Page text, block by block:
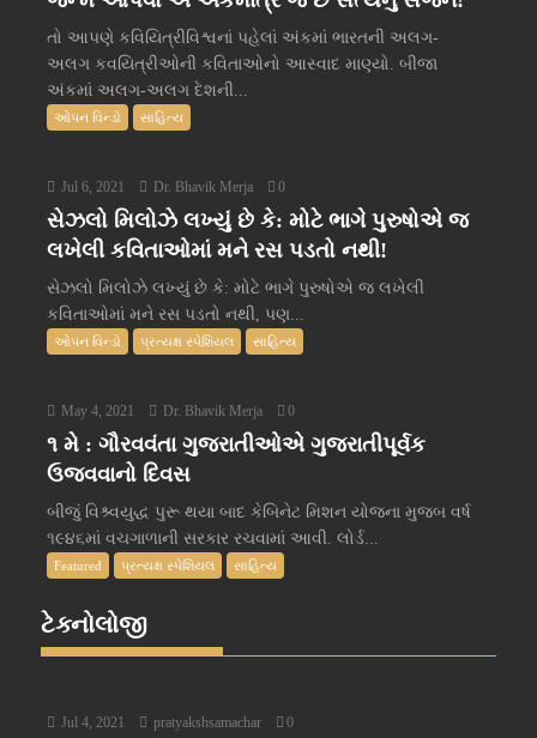
તો આપણે કવિયિત્રીવિશ્વનાં પહેલાં અંકમાં ભારતની અલગ-
અલગ કવયિત્રીઓની કવિતાઓનો આસ્વાદ માણ્યો. બીજા
અંકમાં અલગ-અલગ દેશની...
ઓપન વિન્ડો સાહિત્ય
Jul 6, 2021 Dr. Bhavik Merja 0
સેઝલો મિલોઝે લખ્યું છે કે: મોટે ભાગે પુરુષોએ જ
લખેલી કવિતાઓમાં મને રસ પડતો નથી!
સેઝલો મિલોઝે લખ્યું છે કે: મોટે ભાગે પુરુષોએ જ લખેલી
કવિતાઓમાં મને રસ પડતો નથી, પણ...
ઓપન વિન્ડો પ્રત્યક્ષ સ્પેશિયલ સાહિત્ય
May 4, 2021 Dr. Bhavik Merja 0
૧ મે : ગૌરવવંતા ગુજરાતીઓએ ગુજરાતીપૂર્વક
ઉજવવાનો દિવસ
બીજું વિશ્ર્વયુદ્ધ પુરૂ થયા બાદ કેબિનેટ મિશન યોજના મુજબ વર્ષ
૧૯૪૬માં વચગાળાની સરકાર રચવામાં આવી. લોર્ડ...
Featured પ્રત્યક્ષ સ્પેશિયલ સાહિત્ય
ટેક્નોલોજી
Jul 4, 2021 pratyakshsamachar 0